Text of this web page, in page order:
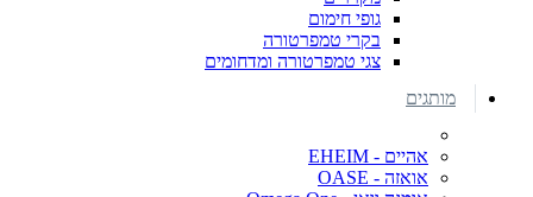
גופי חימום
בקרי טמפרטורה
צגי טמפרטורה ומדחומים
מותגים
אהיים - EHEIM
אואזה - OASE